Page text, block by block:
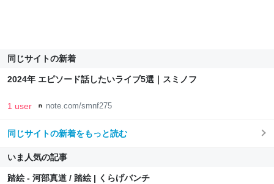
同じサイトの新着
2024年 エピソード話したいライブ5選｜スミノフ
1 user note.com/smnf275
同じサイトの新着をもっと読む
いま人気の記事
踏絵 - 河部真道 / 踏絵 | くらげバンチ